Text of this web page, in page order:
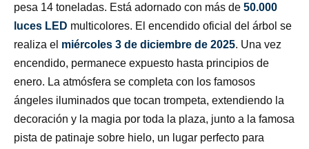
pesa 14 toneladas. Está adornado con más de 50.000
luces LED multicolores. El encendido oficial del árbol se
realiza el miércoles 3 de diciembre de 2025. Una vez
encendido, permanece expuesto hasta principios de
enero. La atmósfera se completa con los famosos
ángeles iluminados que tocan trompeta, extendiendo la
decoración y la magia por toda la plaza, junto a la famosa
pista de patinaje sobre hielo, un lugar perfecto para